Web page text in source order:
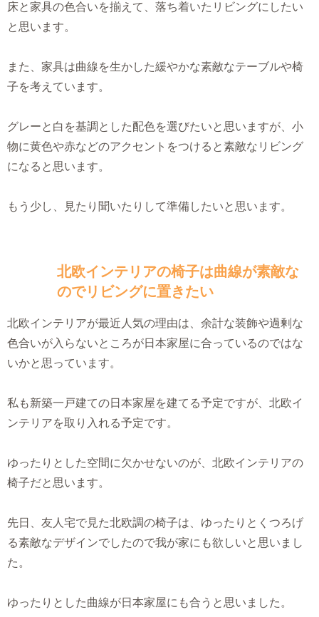
床と家具の色合いを揃えて、落ち着いたリビングにしたい
と思います。
また、家具は曲線を生かした緩やかな素敵なテーブルや椅
子を考えています。
グレーと白を基調とした配色を選びたいと思いますが、小
物に黄色や赤などのアクセントをつけると素敵なリビング
になると思います。
もう少し、見たり聞いたりして準備したいと思います。
北欧インテリアの椅子は曲線が素敵な
のでリビングに置きたい
北欧インテリアが最近人気の理由は、余計な装飾や過剰な
色合いが入らないところが日本家屋に合っているのではな
いかと思っています。
私も新築一戸建ての日本家屋を建てる予定ですが、北欧イ
ンテリアを取り入れる予定です。
ゆったりとした空間に欠かせないのが、北欧インテリアの
椅子だと思います。
先日、友人宅で見た北欧調の椅子は、ゆったりとくつろげ
る素敵なデザインでしたので我が家にも欲しいと思いまし
た。
ゆったりとした曲線が日本家屋にも合うと思いました。